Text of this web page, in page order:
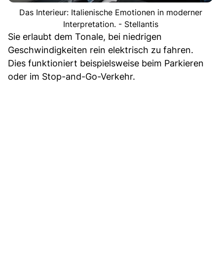
Das Interieur: Italienische Emotionen in moderner
Interpretation. - Stellantis
Sie erlaubt dem Tonale, bei niedrigen
Geschwindigkeiten rein elektrisch zu fahren.
Dies funktioniert beispielsweise beim Parkieren
oder im Stop-and-Go-Verkehr.